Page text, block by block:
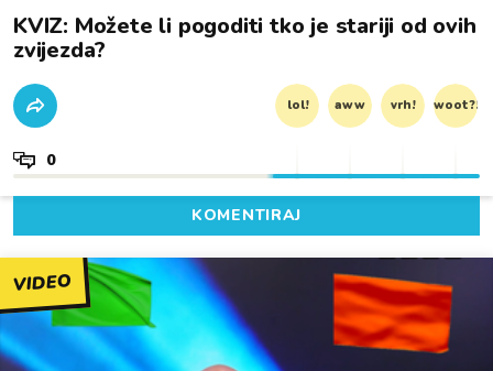
KVIZ: Možete li pogoditi tko je stariji od ovih
zvijezda?
lol! aww vrh! woot?!
0
KOMENTIRAJ
VIDEO